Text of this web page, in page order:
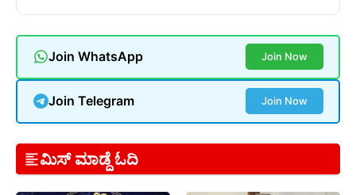
Join WhatsApp Join Now
Join Telegram Join Now
ಮಿಸ್ ಮಾಡ್ದೆ ಓದಿ